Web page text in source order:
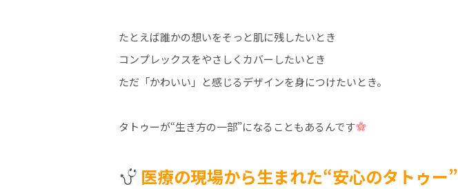
たとえば誰かの想いをそっと肌に残したいとき
コンプレックスをやさしくカバーしたいとき
ただ「かわいい」と感じるデザインを身につけたいとき。
タトゥーが“生き方の一部”になることもあるんです
医療の現場から生まれた“安心のタトゥー”